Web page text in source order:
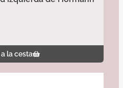
la cesta